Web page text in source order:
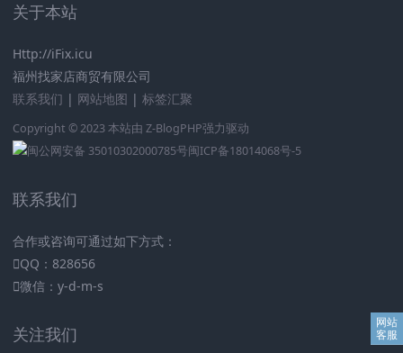
关于本站
Http://iFix.icu
福州找家店商贸有限公司
联系我们 | 网站地图 | 标签汇聚
Copyright © 2023 本站由 Z-BlogPHP强力驱动
闽公网安备 35010302000785号闽ICP备18014068号-5
联系我们
合作或咨询可通过如下方式：
QQ：828656
微信：y-d-m-s
关注我们